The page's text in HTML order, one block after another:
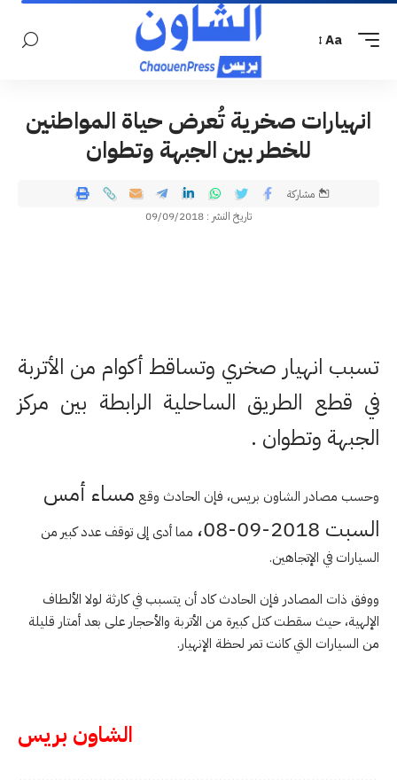
Aa
انهيارات صخرية تُعرض حياة المواطنين
للخطر بين الجبهة وتطوان
تاريخ النشر : 09/09/2018
مشاركة
تسبب انهيار صخري وتساقط أكوام من الأتربة
في قطع الطريق الساحلية الرابطة بين مركز
الجبهة وتطوان .
وحسب مصادر الشاون بريس، فإن الحادث وقع مساء أمس
السبت 2018-09-08،
مما أدى إلى توقف عدد كبير من
السيارات في الإتجاهين.
ووفق ذات المصادر فإن الحادث كاد أن يتسبب في كارثة لولا الألطاف
الإلهية، حيث سقطت كتل كبيرة من الأتربة والأحجار على بعد أمتار قليلة
من السيارات التي كانت تمر لحظة الإنهيار.
الشاون بريس